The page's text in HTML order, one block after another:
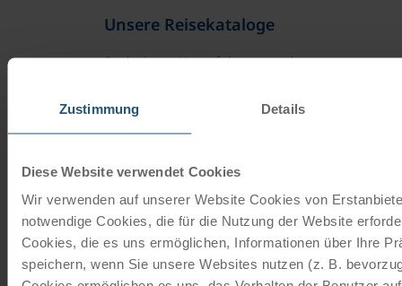
Zustimmung Details
Diese Website verwendet Cookies
Wir verwenden auf unserer Website Cookies von
notwendige Cookies, die für die Nutzung der Website
Cookies, die es uns ermöglichen, Informationen über Ihre
speichern, wenn Sie unsere Websites nutzen (z. B.
Unsere Reisekataloge
Radreisen, Kreuzfahrten und
JETZT KOSTENFREI BESTELLEN
Schenken Sie unvergessliche
Momente!
Mit einem Reisegutschein haben Sie